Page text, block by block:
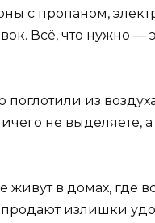
с пропаном,
Всё, что нужно —
поглотили из
не выделяете, а
в домах, где
продают излишки